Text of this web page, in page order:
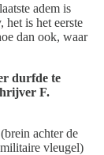
adem is
is het eerste
dan ook, waar
durfde te
F.
achter de
vleugel)